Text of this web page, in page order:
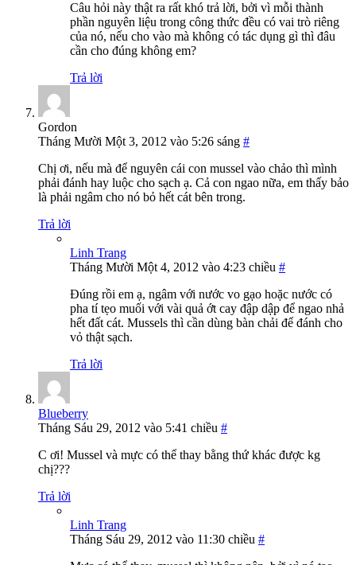
Câu hỏi này thật ra rất khó trả lời, bởi vì mỗi thành
phần nguyên liệu trong công thức đều có vai trò riêng
của nó, nếu cho vào mà không có tác dụng gì thì đâu
cần cho đúng không em?
Trả lời
Gordon
Tháng Mười Một 3, 2012 vào 5:26 sáng #
Chị ơi, nếu mà để nguyên cái con mussel vào chảo thì mình
phải đánh hay luộc cho sạch ạ. Cả con ngao nữa, em thấy bảo
là phải ngâm cho nó bỏ hết cát bên trong.
Trả lời
Linh Trang
Tháng Mười Một 4, 2012 vào 4:23 chiều #
Đúng rồi em ạ, ngâm với nước vo gạo hoặc nước có
pha tí tẹo muối với vài quả ớt cay đập dập để ngao nhả
hết đất cát. Mussels thì cần dùng bàn chải để đánh cho
vỏ thật sạch.
Trả lời
Blueberry
Tháng Sáu 29, 2012 vào 5:41 chiều #
C ơi! Mussel và mực có thể thay bằng thứ khác được kg
chị???
Trả lời
Linh Trang
Tháng Sáu 29, 2012 vào 11:30 chiều #